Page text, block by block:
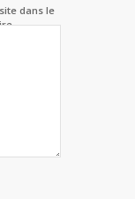
dans le